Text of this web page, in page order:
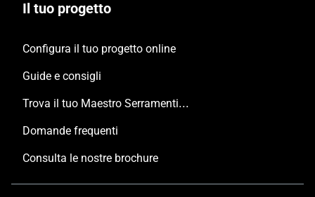
Il tuo progetto
Configura il tuo progetto online
Guide e consigli
Trova il tuo Maestro Serramentista Domal
Domande frequenti
Consulta le nostre brochure